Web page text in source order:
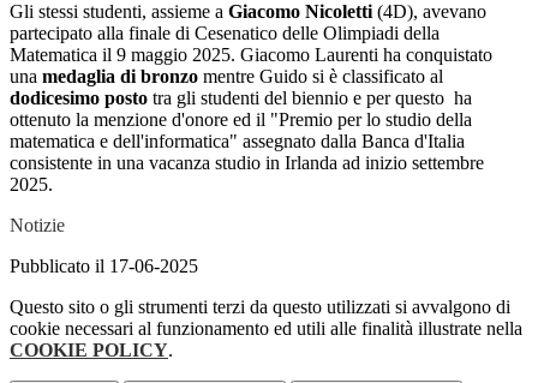
Gli stessi studenti, assieme a Giacomo Nicoletti (4D), avevano
partecipato alla finale di Cesenatico delle Olimpiadi della
Matematica il 9 maggio 2025. Giacomo Laurenti ha conquistato
una medaglia di bronzo mentre Guido si è classificato al
dodicesimo posto tra gli studenti del biennio e per questo ha
ottenuto la menzione d'onore ed il "Premio per lo studio della
matematica e dell'informatica" assegnato dalla Banca d'Italia
consistente in una vacanza studio in Irlanda ad inizio settembre
2025.
Notizie
Pubblicato il 17-06-2025
Questo sito o gli strumenti terzi da questo utilizzati si avvalgono di
cookie necessari al funzionamento ed utili alle finalità illustrate nella
COOKIE POLICY.